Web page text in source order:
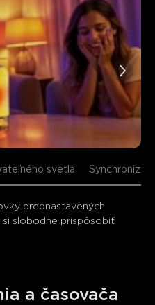
svetla
prednastavených
slobodne prispôsobiť
a časovača